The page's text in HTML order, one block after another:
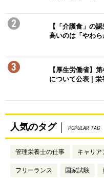
2
【「介護食」の
高いのは「やわ
3
【厚生労働省】
について公表 |
人気のタグ POPULAR TAG
管理栄養士の仕事 キャリア
フリーランス 国家試験